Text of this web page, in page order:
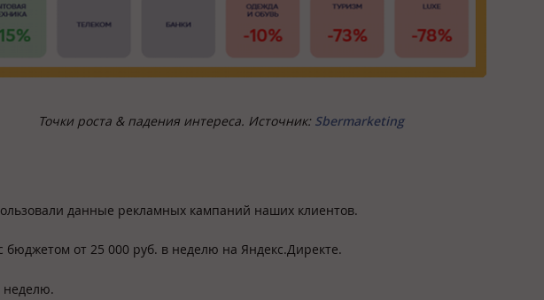
Точки роста & падения интереса. Источник: Sbermarketing
данные рекламных кампаний наших клиентов.
бюджетом от 25 000 руб. в неделю на Яндекс.Директе.
неделю.